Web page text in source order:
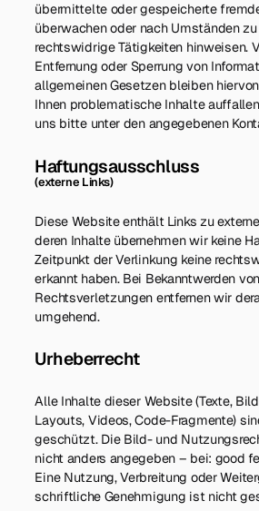
übermittelte oder gespeicherte
überwachen oder nach Umständen
rechtswidrige Tätigkeiten hinweisen.
Entfernung oder Sperrung von
allgemeinen Gesetzen bleiben
Ihnen problematische Inhalte
uns bitte unter den angegebenen
Haftungsausschluss
(externe Links)
Diese Website enthält Links zu
deren Inhalte übernehmen wir keine
Zeitpunkt der Verlinkung keine
erkannt haben. Bei Bekanntwerden von
Rechtsverletzungen entfernen wir
umgehend.
Urheberrecht
Alle Inhalte dieser Website (Texte,
Layouts, Videos, Code-Fragmente)
geschützt. Die Bild- und
nicht anders angegeben – bei: good
Eine Nutzung, Verbreitung oder
schriftliche Genehmigung ist nicht